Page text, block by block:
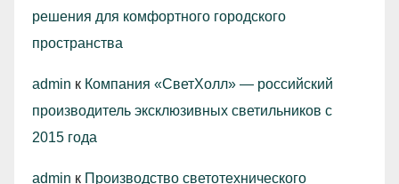
решения для комфортного городского
пространства
admin к Компания «СветХолл» — российский
производитель эксклюзивных светильников с
2015 года
admin к Производство светотехнического